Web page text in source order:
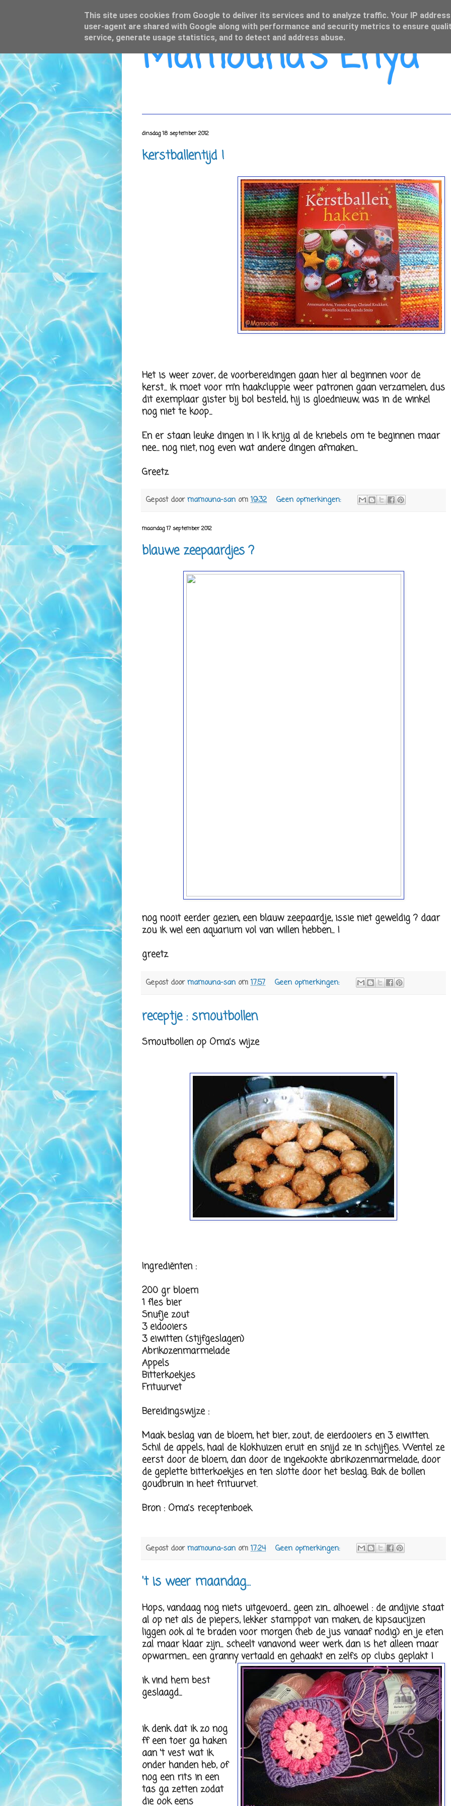
Mamouna's Enya
dinsdag 18 september 2012
kerstballentijd !
Het is weer zover, de voorbereidingen gaan hier al beginnen voor de
kerst... ik moet voor m'n haakcluppie weer patronen gaan verzamelen, dus
dit exemplaar gister bij bol besteld, hij is gloednieuw, was in de winkel
nog niet te koop...
En er staan leuke dingen in ! Ik krijg al de kriebels om te beginnen maar
nee... nog niet, nog even wat andere dingen afmaken...
Greetz
Gepost doormamouna-san om 19:32 Geen opmerkingen:
maandag 17 september 2012
blauwe zeepaardjes ?
nog nooit eerder gezien, een blauw zeepaardje, issie niet geweldig ? daar
zou ik wel een aquarium vol van willen hebben... !
greetz
Gepost doormamouna-san om 17:57 Geen opmerkingen:
receptje : smoutbollen
Smoutbollen op Oma’s wijze
Ingrediënten :
200 gr bloem
1 fles bier
Snufje zout
3 eidooiers
3 eiwitten (stijfgeslagen)
Abrikozenmarmelade
Appels
Bitterkoekjes
Frituurvet
Bereidingswijze :
Maak beslag van de bloem, het bier, zout, de eierdooiers en 3 eiwitten.
Schil de appels, haal de klokhuizen eruit en snijd ze in schijfjes. Wentel ze
eerst door de bloem, dan door de ingekookte abrikozenmarmelade, door
de geplette bitterkoekjes en ten slotte door het beslag. Bak de bollen
goudbruin in heet frituurvet.
Bron : Oma’s receptenboek
Gepost doormamouna-san om 17:24 Geen opmerkingen:
't is weer maandag...
Hops, vandaag nog niets uitgevoerd... geen zin... alhoewel : de andijvie staat
al op net als de piepers, lekker stamppot van maken, de kipsaucijzen
liggen ook al te braden voor morgen (heb de jus vanaaf nodig) en je eten
zal maar klaar zijn... scheelt vanavond weer werk dan is het alleen maar
opwarmen... een granny vertaald en gehaakt en zelfs op clubs geplakt !
ik vind hem best
geslaagd...
ik denk dat ik zo nog
ff een toer ga haken
aan 't vest wat ik
onder handen heb, of
nog een rits in een
tas ga zetten zodat
die ook eens
This site uses cookies from Google to deliver its services and to analyze traffic. Your IP address
user-agent are shared with Google along with performance and security metrics to ensure
service, generate usage statistics, and to detect and address abuse.